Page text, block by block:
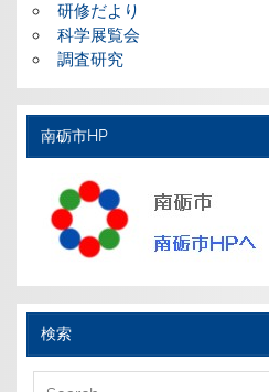
研修だより
科学展覧会
調査研究
南砺市HP
検索